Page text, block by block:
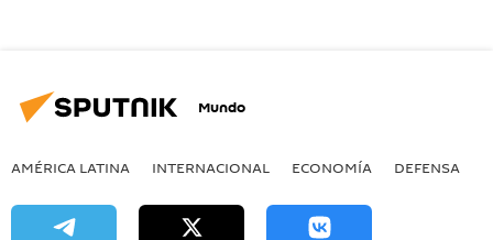
Mundo
AMÉRICA LATINA INTERNACIONAL ECONOMÍA DEFENSA